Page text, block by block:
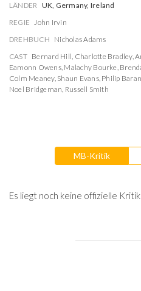
LÄNDER UK, Germany, Ireland
REGIE John Irvin
DREHBUCH Nicholas Adams
CAST Bernard Hill, Charlotte Bradley,
Eamonn Owens, Malachy Bourke,
Colm Meaney, Shaun Evans, Philip
Noel Bridgeman, Russell Smith
MB-Kritik
Es liegt noch keine offizielle